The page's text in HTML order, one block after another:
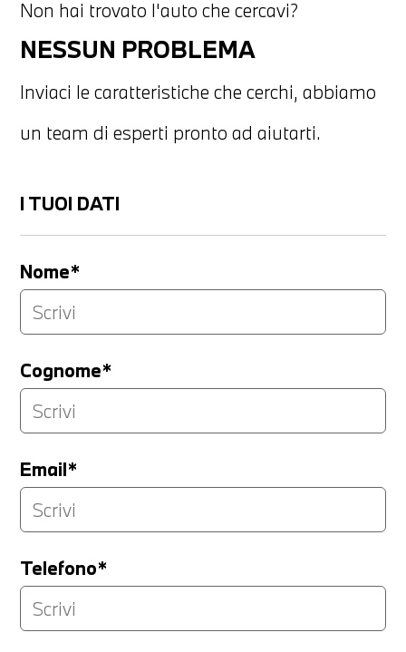
Non hai trovato l'auto che cercavi?
NESSUN PROBLEMA
Inviaci le caratteristiche che cerchi, abbiamo
un team di esperti pronto ad aiutarti.
I TUOI DATI
Nome*
Cognome*
Email*
Telefono*